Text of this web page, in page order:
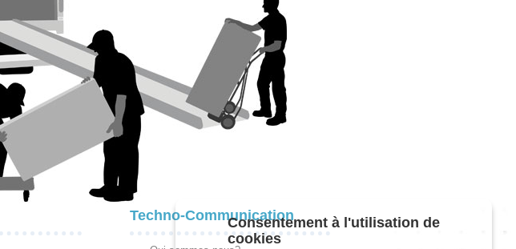
Techno-CommunicationConsentement à l'utilisation de
cookies